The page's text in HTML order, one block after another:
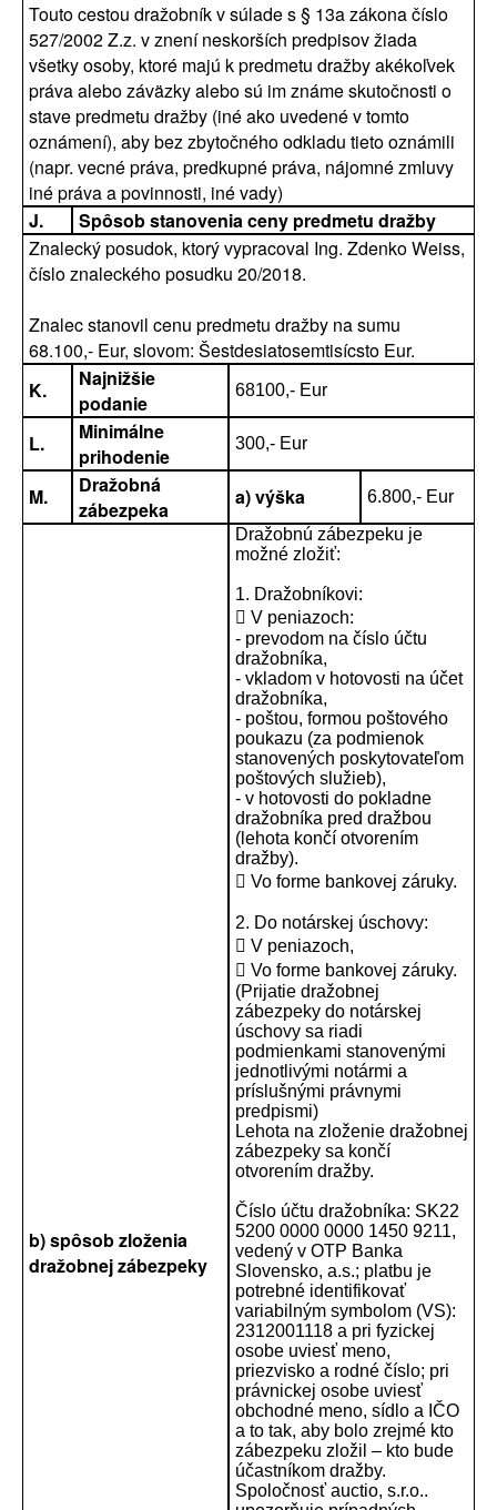
Touto cestou dražobník v súlade s § 13a zákona číslo
527/2002 Z.z. v znení neskorších predpisov žiada
všetky osoby, ktoré majú k predmetu dražby akékoľvek
práva alebo záväzky alebo sú im známe skutočnosti o
stave predmetu dražby (iné ako uvedené v tomto
oznámení), aby bez zbytočného odkladu tieto oznámili
(napr. vecné práva, predkupné práva, nájomné zmluvy
iné práva a povinnosti, iné vady)
J.
Spôsob stanovenia ceny predmetu dražby
Znalecký posudok, ktorý vypracoval Ing. Zdenko Weiss,
číslo znaleckého posudku 20/2018.
Znalec stanovil cenu predmetu dražby na sumu
68.100,- Eur, slovom: Šestdesiatosemtisícsto Eur.
K.
Najnižšie
podanie
68100,- Eur
L.
Minimálne
prihodenie
300,- Eur
M.
Dražobná
zábezpeka
a) výška 6.800,- Eur
b) spôsob zloženia
dražobnej zábezpeky
Dražobnú zábezpeku je
možné zložiť:
1. Dražobníkovi:
 V peniazoch:
- prevodom na číslo účtu
dražobníka,
- vkladom v hotovosti na účet
dražobníka,
- poštou, formou poštového
poukazu (za podmienok
stanovených poskytovateľom
poštových služieb),
- v hotovosti do pokladne
dražobníka pred dražbou
(lehota končí otvorením
dražby).
 Vo forme bankovej záruky.
2. Do notárskej úschovy:
 V peniazoch,
 Vo forme bankovej záruky.
(Prijatie dražobnej
zábezpeky do notárskej
úschovy sa riadi
podmienkami stanovenými
jednotlivými notármi a
príslušnými právnymi
predpismi)
Lehota na zloženie dražobnej
zábezpeky sa končí
otvorením dražby.
Číslo účtu dražobníka: SK22
5200 0000 0000 1450 9211,
vedený v OTP Banka
Slovensko, a.s.; platbu je
potrebné identifikovať
variabilným symbolom (VS):
2312001118 a pri fyzickej
osobe uviesť meno,
priezvisko a rodné číslo; pri
právnickej osobe uviesť
obchodné meno, sídlo a IČO
a to tak, aby bolo zrejmé kto
zábezpeku zložil – kto bude
účastníkom dražby.
Spoločnosť auctio, s.r.o..